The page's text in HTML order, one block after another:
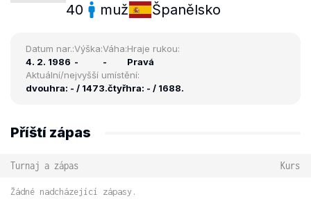
40 muž Španělsko
Datum nar.:
4. 2. 1986
Výška:
-
Váha:
-
Hraje rukou:
Pravá
Aktuální/nejvyšší umístění:
dvouhra: - / 1473.čtyřhra: - / 1688.
Příští zápas
Turnaj a zápas Kurs
Žádné nadcházející zápasy.